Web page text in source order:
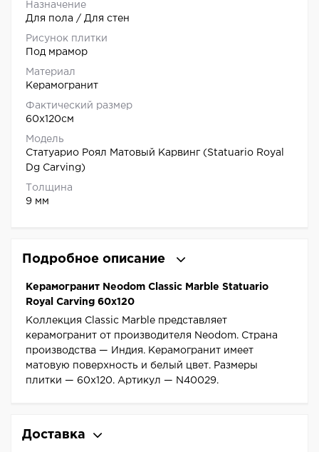
Назначение
Для пола / Для стен
Рисунок плитки
Под мрамор
Материал
Керамогранит
Фактический размер
60x120см
Модель
Статуарио Роял Матовый Карвинг (Statuario Royal
Dg Carving)
Толщина
9 мм
Подробное описание
Керамогранит Neodom Classic Marble Statuario
Royal Carving 60x120
Коллекция Classic Marble представляет
керамогранит от производителя Neodom. Страна
производства — Индия. Керамогранит имеет
матовую поверхность и белый цвет. Размеры
плитки — 60x120. Артикул — N40029.
Доставка